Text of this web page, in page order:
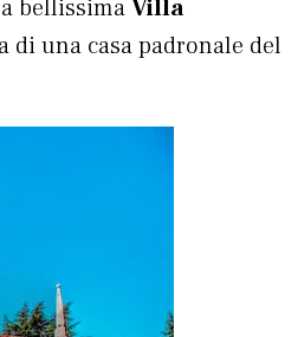
bellissimaVilla
di una casa padronale del